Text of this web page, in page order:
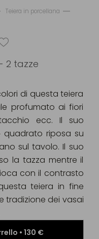
Teiera in porcellana
2 tazze
• 130 €
di questa teiera
profumato ai fiori
ecc. Il suo
riposa su
sul tavolo. Il suo
la tazza mentre il
con il contrasto
teiera in fine
tradizione dei vasai